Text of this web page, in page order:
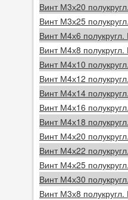
Винт М3х20
Винт М3х25
Винт М4х6
Винт М4х8
Винт М4х10
Винт М4х12
Винт М4х14
Винт М4х16
Винт М4х18
Винт М4х20
Винт М4х22
Винт М4х25
Винт М4х30
Винт М3х8